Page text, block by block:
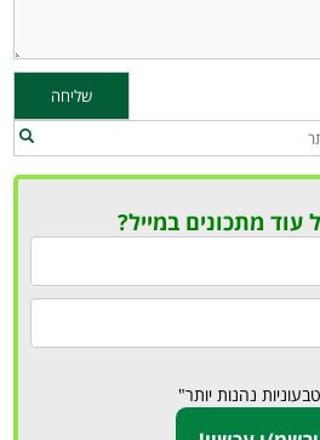
עוד מתכונים במייל?
נהנות יותר"